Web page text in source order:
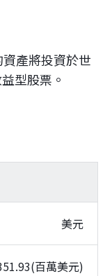
產將投資於世
型股票。
美元
百萬美元)